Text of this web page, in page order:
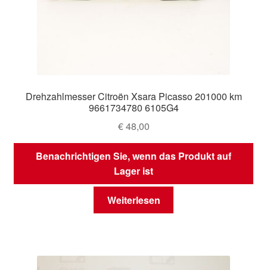
Drehzahlmesser Citroën Xsara Picasso 201000 km
9661734780 6105G4
€48,00
Benachrichtigen Sie, wenn das Produkt auf
Lager ist
Weiterlesen